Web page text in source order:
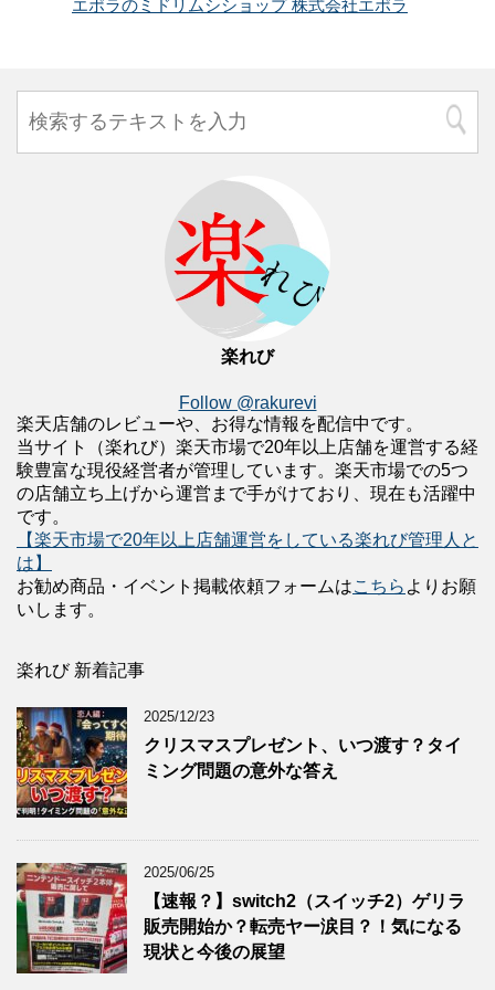
エポラのミドリムシショップ 株式会社エポラ
楽れび
Follow @rakurevi
楽天店舗のレビューや、お得な情報を配信中です。
当サイト（楽れび）楽天市場で20年以上店舗を運営する経
験豊富な現役経営者が管理しています。楽天市場での5つ
の店舗立ち上げから運営まで手がけており、現在も活躍中
です。
【楽天市場で20年以上店舗運営をしている楽れび管理人と
は】
お勧め商品・イベント掲載依頼フォームはこちら よりお願
いします。
楽れび 新着記事
2025/12/23
クリスマスプレゼント、いつ渡す？タイ
ミング問題の意外な答え
2025/06/25
【速報？】switch2（スイッチ2）ゲリラ
販売開始か？転売ヤー涙目？！気になる
現状と今後の展望